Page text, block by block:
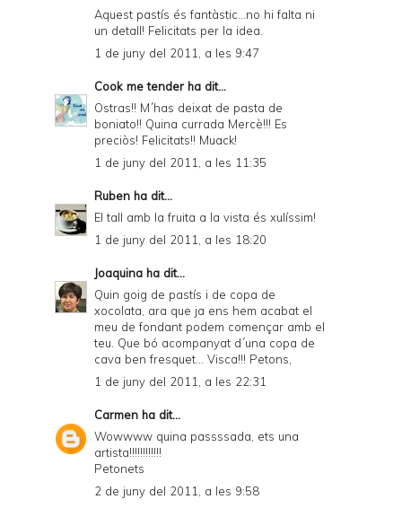
Aquest pastís és fantàstic...no hi falta ni
un detall! Felicitats per la idea.
1 de juny del 2011, a les 9:47
Cook me tender ha dit...
Ostras!! M´has deixat de pasta de
boniato!! Quina currada Mercè!!! Es
preciòs! Felicitats!! Muack!
1 de juny del 2011, a les 11:35
Ruben ha dit...
El tall amb la fruita a la vista és xulíssim!
1 de juny del 2011, a les 18:20
Joaquina ha dit...
Quin goig de pastís i de copa de
xocolata, ara que ja ens hem acabat el
meu de fondant podem començar amb el
teu. Que bó acompanyat d´una copa de
cava ben fresquet... Visca!!! Petons,
1 de juny del 2011, a les 22:31
Carmen ha dit...
Wowwww quina passssada, ets una
artista!!!!!!!!!!!!
Petonets
2 de juny del 2011, a les 9:58